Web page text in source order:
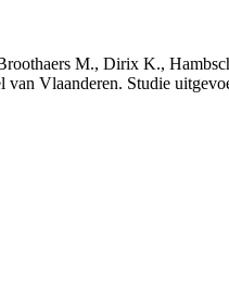
M., Dirix K.,
Vlaanderen. Studie